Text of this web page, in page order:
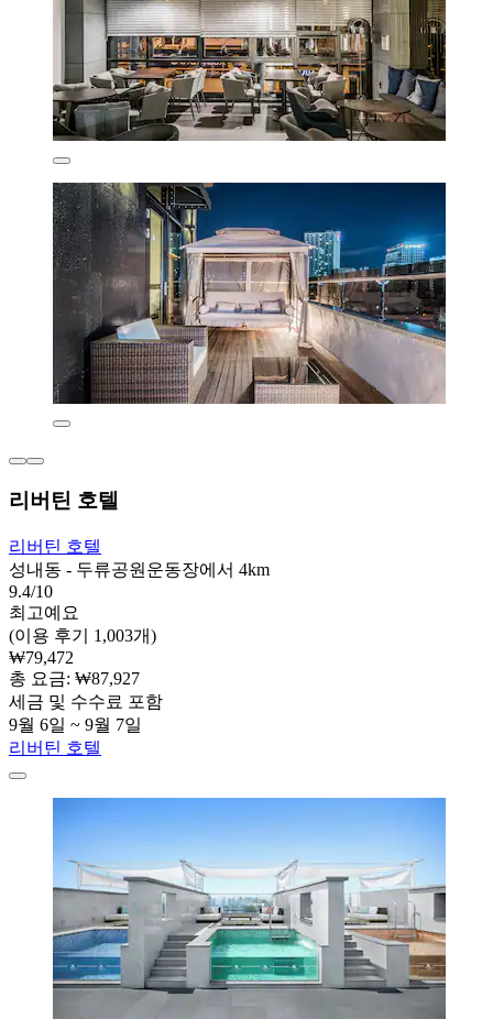
리버틴 호텔
리버틴 호텔
성내동 - 두류공원운동장에서 4km
9.4/10
최고예요
(이용 후기 1,003개)
₩79,472
총 요금: ₩87,927
세금 및 수수료 포함
9월 6일 ~ 9월 7일
리버틴 호텔